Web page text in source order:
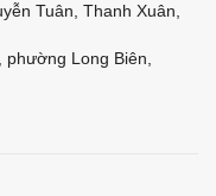
Tuân, Thanh Xuân,
Long Biên,